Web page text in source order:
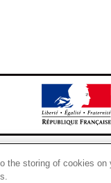
the storing of cookies